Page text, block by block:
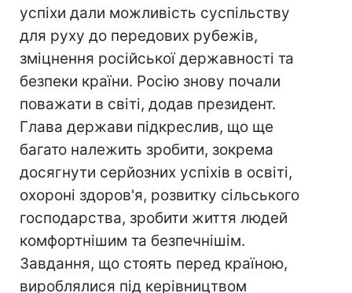
успіхи дали можливість суспільству
для руху до передових рубежів,
зміцнення російської державності та
безпеки країни. Росію знову почали
поважати в світі, додав президент.
Глава держави підкреслив, що ще
багато належить зробити, зокрема
досягнути серйозних успіхів в освіті,
охороні здоров'я, розвитку сільського
господарства, зробити життя людей
комфортнішим та безпечнішім.
Завдання, що стоять перед країною,
вироблялися під керівництвом